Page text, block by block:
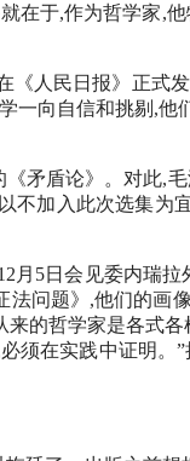
在于,作为哲学家,
人民日报》正式
一向自信和挑剔,
矛盾论》。对此,
不加入此次选集为
月5日会见委内瑞
问题》,他们的画
的哲学家是各式
在实践中证明。